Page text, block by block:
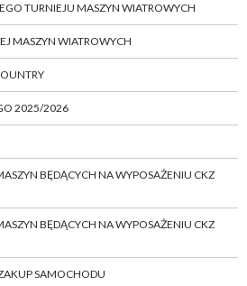
TURNIEJU MASZYN WIATROWYCH
MASZYN WIATROWYCH
2025/2026
BĘDĄCYCH NA WYPOSAŻENIU CKZ
BĘDĄCYCH NA WYPOSAŻENIU CKZ
SAMOCHODU